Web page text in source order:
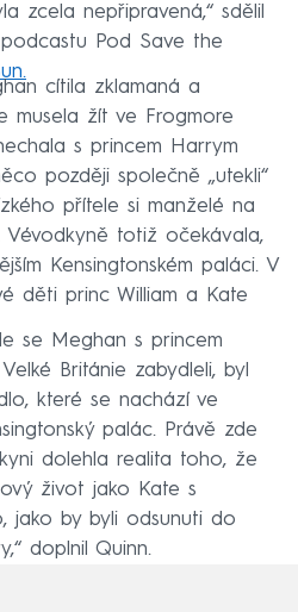
zcela nepřipravená,“ sdělil
Pod Save the
cítila zklamaná a
musela žít ve Frogmore
s princem Harrym
později společně „utekli“
přítele si manželé na
Vévodkyně totiž očekávala,
Kensingtonském paláci. V
děti princ William a Kate
se Meghan s princem
Británie zabydleli, byl
které se nachází ve
palác. Právě zde
dolehla realita toho, že
život jako Kate s
jako by byli odsunuti do
doplnil Quinn.